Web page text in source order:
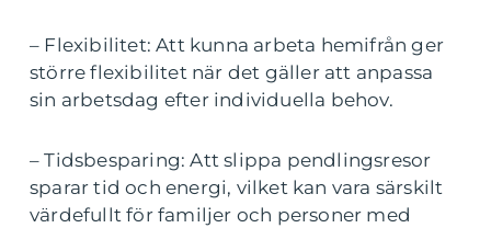
– Flexibilitet: Att kunna arbeta hemifrån ger
större flexibilitet när det gäller att anpassa
sin arbetsdag efter individuella behov.
– Tidsbesparing: Att slippa pendlingsresor
sparar tid och energi, vilket kan vara särskilt
värdefullt för familjer och personer med